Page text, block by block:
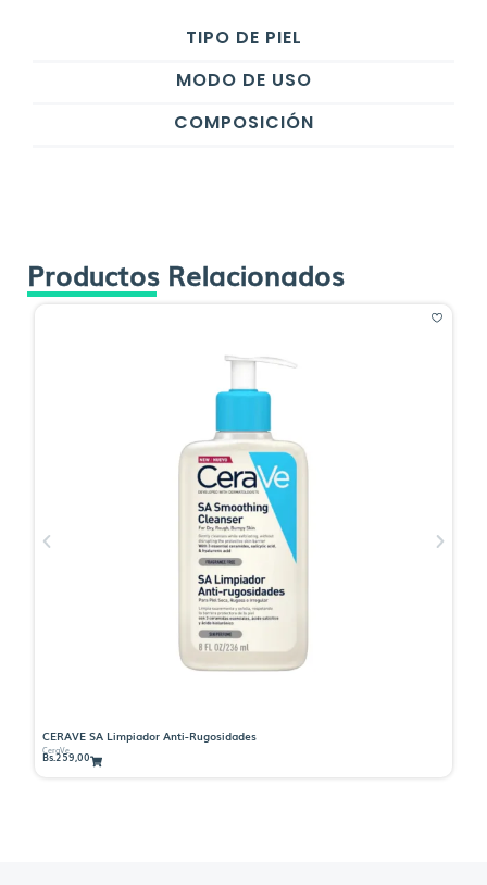
TIPO DE PIEL
MODO DE USO
COMPOSICIÓN
Productos Relacionados
CERAVE SA Limpiador Anti-Rugosidades
CeraVe
Bs.259,00